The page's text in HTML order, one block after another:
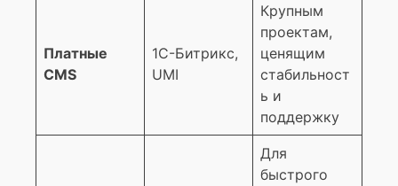
Платные
CMS
1С-Битрикс,
UMI
Крупным
проектам,
ценящим
стабильност
ь и
поддержку
Для
быстрого